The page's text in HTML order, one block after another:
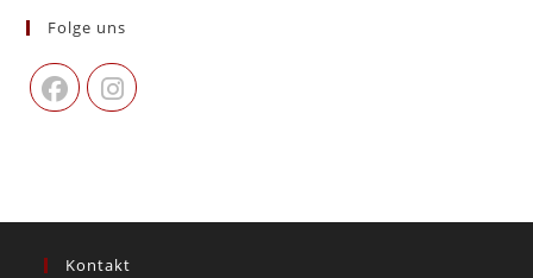
Folge uns
Kontakt